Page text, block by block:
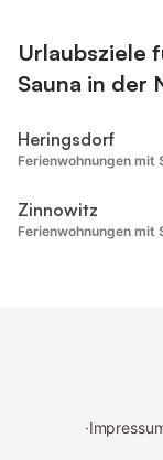
Urlaubsziele
Sauna in der
Heringsdorf
Ferienwohnungen mit
Zinnowitz
Ferienwohnungen mit
·